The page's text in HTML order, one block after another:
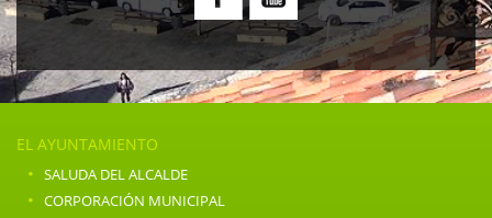
EL AYUNTAMIENTO
· SALUDA DEL ALCALDE
· CORPORACIÓN MUNICIPAL